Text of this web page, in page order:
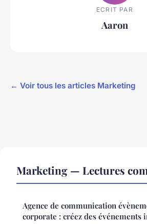
ECRIT PAR
Aaron
← Voir tous les articles Marketing
Marketing — Lectures
Agence de communication
corporate : créez des événements